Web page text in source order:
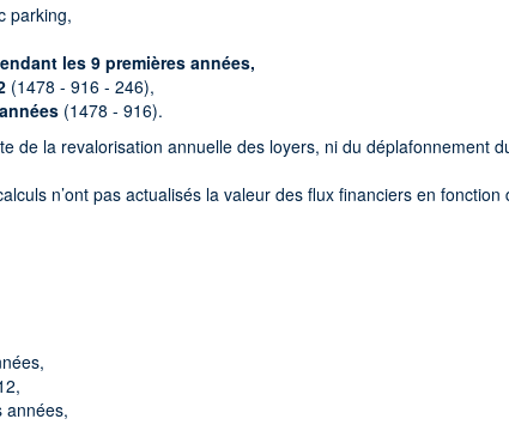
parking,
les 9 premières années,
(1478 - 916 - 246),
(1478 - 916).
de la revalorisation annuelle des loyers, ni du déplafonnement
n’ont pas actualisés la valeur des flux financiers en fonction
années,